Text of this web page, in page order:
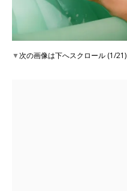
▼次の画像は下へスクロール (1/21)